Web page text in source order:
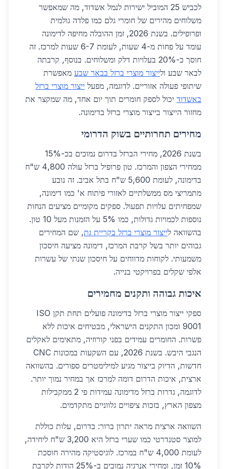
לכביש 25 המוביל ישירות לנמל אשדוד, מה שמאפשר
משלוחים מהירים של חומרי גלם כמו פלדה גולמית
ופרופילים. בשנת 2026, זמן ההובלה מחיפה לדימונה
עומד על פחות מ-4 שעות, לעומת 6-7 שעות למרכז. זה
חוסך כ-20% בעלויות דלק ומשלוחים. בנוסף, קרבתה
לבאר שבע ולייצור מוצרי ברזל בבאר שבע מאפשרת
שיתופי פעולה אזוריים. לדוגמה, מפעל ייצור מוצרי ברזל
באשדוד יכול לספק חומרים תוך יום אחד, מה שמקצר את
מחזור הייצור בייצור מוצרי ברזל בדימונה.
מחירים תחרותיים בשוק הדרומי
בשנת 2026, מחירי הברזל בדרום נמוכים בכ-15%
ממחירי הצפון והמרכז. טון פרופיל ברזל עולה 4,800 ש"ח
בדימונה, לעומת 5,600 ש"ח בתל אביב. זה נובע
מתמריצי מס ממשלתיים לאזורי פיתוח א' כמו דימונה,
שמפחיתים עלויות תפעול. ספקים מקומיים מציעים הנחות
נוספות לכמויות גדולות, כמו 5% על הזמנות מעל 10 טון.
בהשוואה לייצור מוצרי ברזל בקריית גת, שם המחירים
גבוהים יותר בשל קרבת המרכז, דימונה מציעה חיסכון
משמעותי. לקוחות מדווחים על חיסכון שנתי של עשרות
אלפי שקלים בפרויקטי בנייה.
איכות גבוהה ותקנים מחמירים
ספקי ייצור מוצרי ברזל בדימונה פועלים תחת תקן ISO
9001 ומכון התקנים הישראלי, מבטיחים איכות ללא
פשרות. החומרים עמידים בפני קורוזיה, מתאימים לאקלים
הנגבי היבש. בשנת 2026, עם השקעות במכונות CNC
חדשות, הדיוק בייצור מגיע למילימטרים ספורים. בהשוואה
ארצית, איכות הדרום דומה למרכז אך במחיר נמוך יותר.
לדוגמה, גדרות ברזל מדימונה עמידות פי 2 ממקבילות
מצפון הארץ, בזכות ציפויים גלווניים מתקדמים.
השוואה ארצית מראה יתרון ברור: בדרום, עלות כוללת
למוצר סטנדרטי כמו שערי ברזל היא 3,200 ש"ח ליחידה,
לעומת 4,000 ש"ח במרכז. לוגיסטיקה מהירה חוסכת
10% זמן, ומחירי אנרגיה נמוכים ב-25% הודות לקרבת